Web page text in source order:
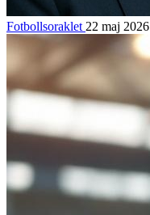
Fotbollsoraklet 22 maj 2026